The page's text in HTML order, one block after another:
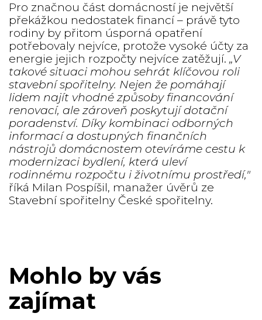
Pro značnou část domácností je největší
překážkou nedostatek financí – právě tyto
rodiny by přitom úsporná opatření
potřebovaly nejvíce, protože vysoké účty za
energie jejich rozpočty nejvíce zatěžují.„V
takové situaci mohou sehrát klíčovou roli
stavební spořitelny. Nejen že pomáhají
lidem najít vhodné způsoby financování
renovací, ale zároveň poskytují dotační
poradenství. Díky kombinaci odborných
informací a dostupných finančních
nástrojů domácnostem otevíráme cestu k
modernizaci bydlení, která uleví
rodinnému rozpočtu i životnímu prostředí,″
říká Milan Pospíšil, manažer úvěrů ze
Stavební spořitelny České spořitelny.
Mohlo by vás
zajímat